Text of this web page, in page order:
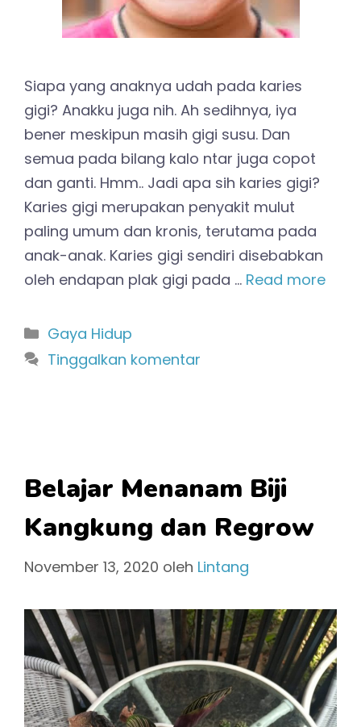
Siapa yang anaknya udah pada karies
gigi? Anakku juga nih. Ah sedihnya, iya
bener meskipun masih gigi susu. Dan
semua pada bilang kalo ntar juga copot
dan ganti. Hmm.. Jadi apa sih karies gigi?
Karies gigi merupakan penyakit mulut
paling umum dan kronis, terutama pada
anak-anak. Karies gigi sendiri disebabkan
oleh endapan plak gigi pada … Read more
Kategori
Gaya Hidup
Tinggalkan komentar
Belajar Menanam Biji
Kangkung dan Regrow
November 13, 2020 oleh Lintang